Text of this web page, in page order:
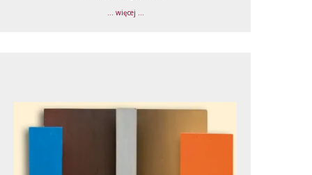
... więcej ...